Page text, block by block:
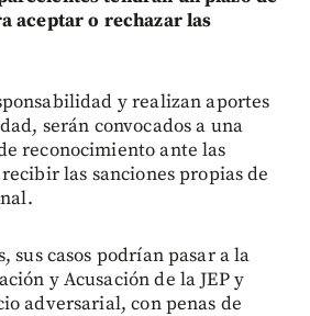
aceptar o rechazar las
y realizan aportes
serán convocados a una
reconocimiento ante las
las sanciones propias de
sus casos podrían pasar a la
y Acusación de la JEP y
adversarial, con penas de